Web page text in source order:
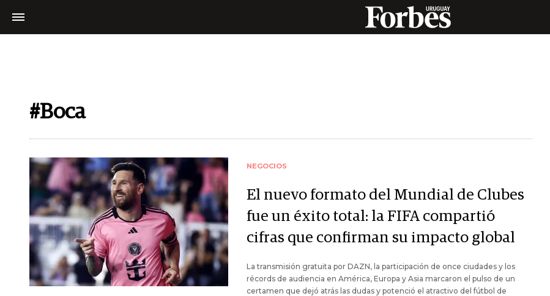
#Boca
NEGOCIOS
El nuevo formato del Mundial de Clubes
fue un éxito total: la FIFA compartió
cifras que confirman su impacto global
La transmisión gratuita por DAZN, la participación de once ciudades y los
récords de audiencia en América, Europa y Asia marcaron el pulso de un
certamen que dejó atrás las dudas y potenció el atractivo del fútbol de